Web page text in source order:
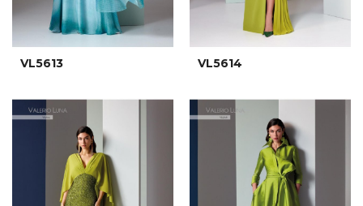
VL5613 VL5614